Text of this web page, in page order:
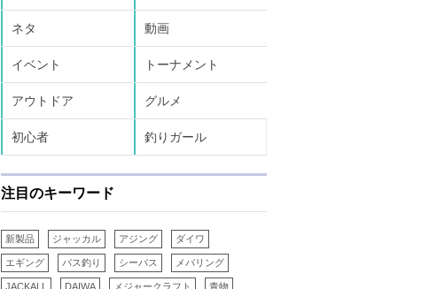
ネタ 動画
イベント トーナメント
アウトドア グルメ
初心者 釣りガール
注目のキーワード
新製品 ジャッカル アジング ダイワ
エギング バス釣り シーバス メバリング
JACKALL DAIWA メジャークラフト 青物